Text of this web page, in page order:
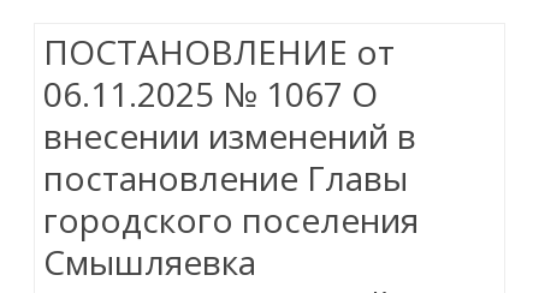
ПОСТАНОВЛЕНИЕ от
06.11.2025 № 1067 О
внесении изменений в
постановление Главы
городского поселения
Смышляевка